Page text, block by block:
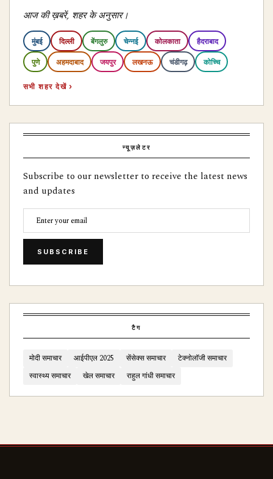
आज की ख़बरें, शहर के अनुसार।
मुंबई दिल्ली बेंगलुरु चेन्नई कोलकाता हैदराबाद
पुणे अहमदाबाद जयपुर लखनऊ चंडीगढ़ कोच्चि
सभी शहर देखें ›
न्यूज़लेटर
Subscribe to our newsletter to receive the latest news
and updates
SUBSCRIBE
टैग
मोदी समाचार आईपीएल 2025 सेंसेक्स समाचार
टेक्नोलॉजी समाचार
स्वास्थ्य समाचार
खेल समाचार राहुल गांधी समाचार